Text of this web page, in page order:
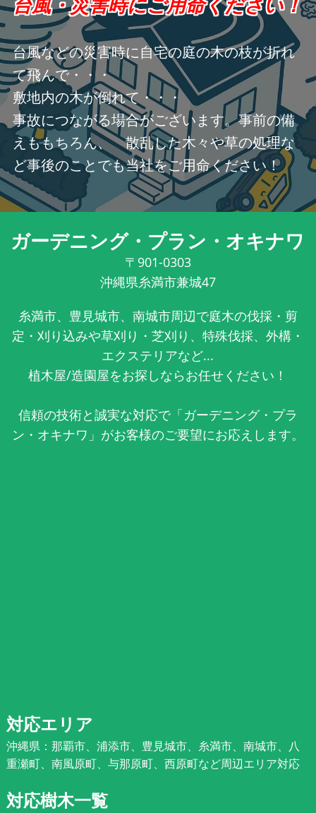
台風などの災害時に自宅の庭の木の枝が折れ
て飛んで・・・
敷地内の木が倒れて・・・
事故につながる場合がございます。事前の備
えももちろん、 散乱した木々や草の処理な
ど事後のことでも当社をご用命ください！
ガーデニング・プラン・オキナワ
〒901-0303
沖縄県糸満市兼城47
糸満市、豊見城市、南城市周辺で庭木の伐採・剪
定・刈り込みや草刈り・芝刈り、特殊伐採、外構・
エクステリアなど...
植木屋/造園屋をお探しならお任せください！
信頼の技術と誠実な対応で「ガーデニング・プラ
ン・オキナワ」がお客様のご要望にお応えします。
対応エリア
沖縄県：那覇市、浦添市、豊見城市、糸満市、南城市、八
重瀬町、南風原町、与那原町、西原町など周辺エリア対応
対応樹木一覧